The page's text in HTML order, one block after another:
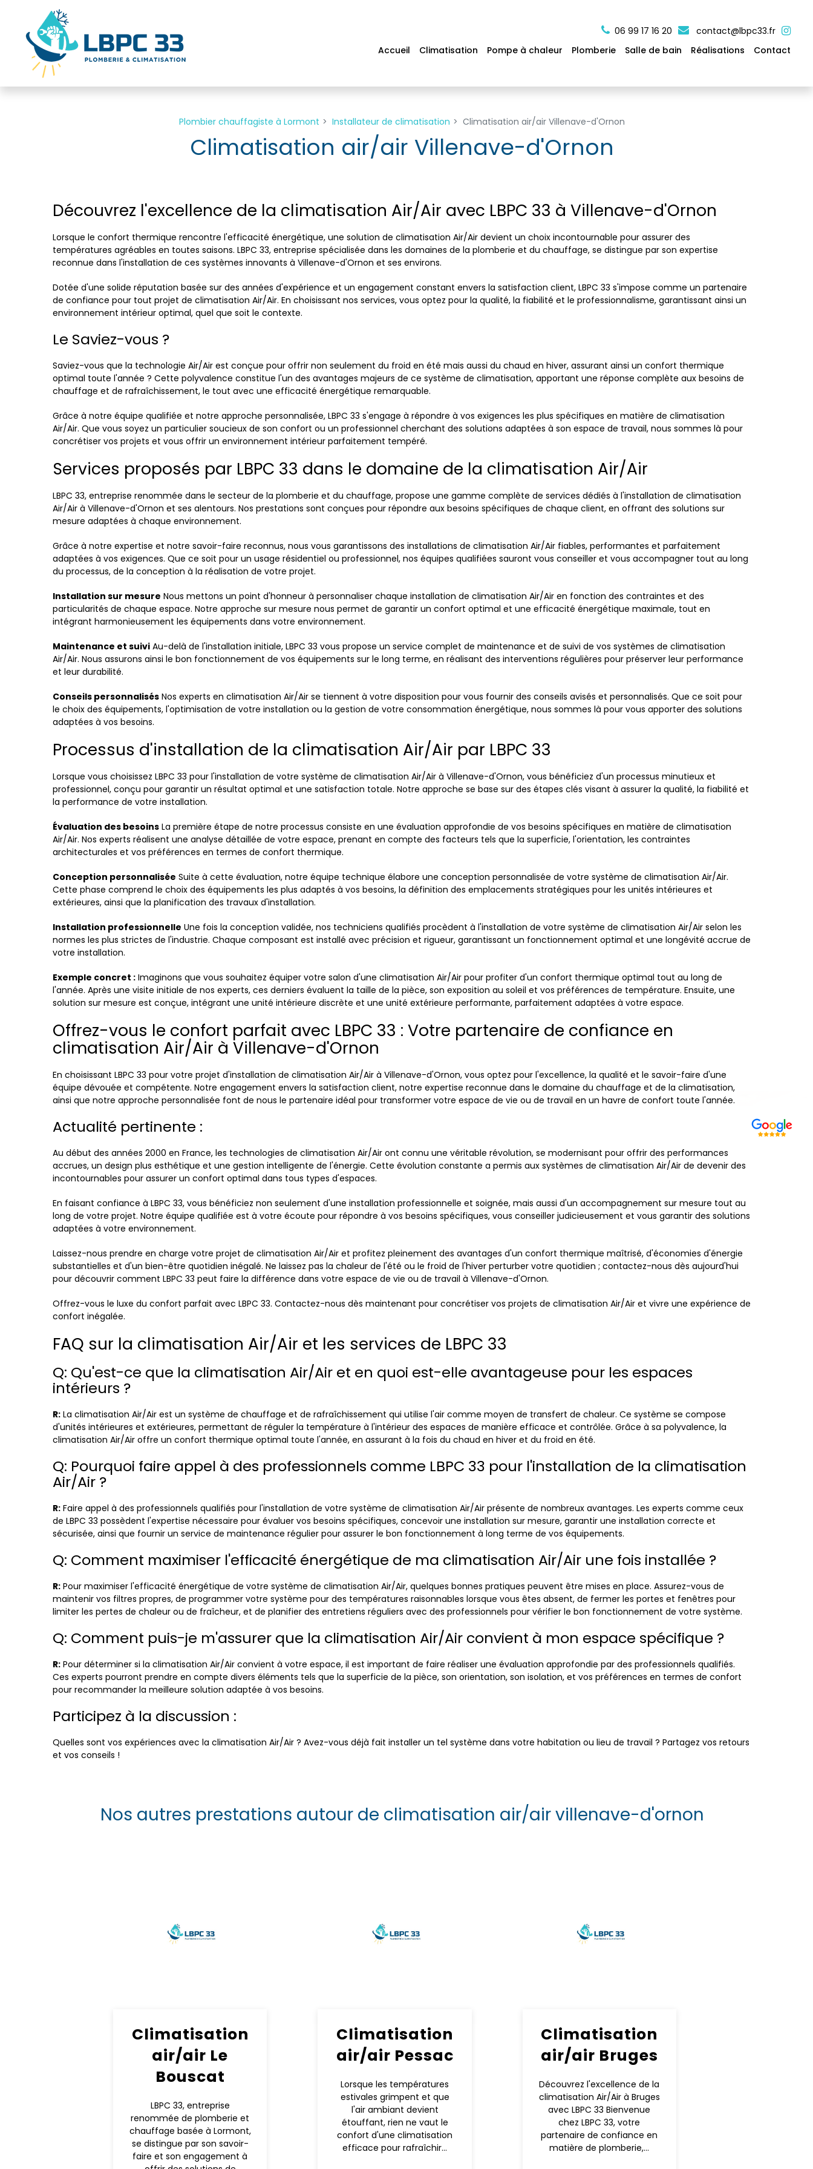
06 99 17 16 20
contact@lbpc33.fr
Accueil
Climatisation Pompe à chaleur Plomberie Salle de bain Réalisations Contact
Plombier chauffagiste à Lormont Installateur de climatisation Climatisation air/air Villenave-d'Ornon
Climatisation air/air Villenave-d'Ornon
Découvrez l'excellence de la climatisation Air/Air avec LBPC 33 à Villenave-d'Ornon
Lorsque le confort thermique rencontre l'efficacité énergétique, une solution de climatisation Air/Air devient un choix incontournable pour assurer des
températures agréables en toutes saisons. LBPC 33, entreprise spécialisée dans les domaines de la plomberie et du chauffage, se distingue par son expertise
reconnue dans l'installation de ces systèmes innovants à Villenave-d'Ornon et ses environs.
Dotée d'une solide réputation basée sur des années d'expérience et un engagement constant envers la satisfaction client, LBPC 33 s'impose comme un partenaire
de confiance pour tout projet de climatisation Air/Air. En choisissant nos services, vous optez pour la qualité, la fiabilité et le professionnalisme, garantissant ainsi un
environnement intérieur optimal, quel que soit le contexte.
Le Saviez-vous ?
Saviez-vous que la technologie Air/Air est conçue pour offrir non seulement du froid en été mais aussi du chaud en hiver, assurant ainsi un confort thermique
optimal toute l'année ? Cette polyvalence constitue l'un des avantages majeurs de ce système de climatisation, apportant une réponse complète aux besoins de
chauffage et de rafraîchissement, le tout avec une efficacité énergétique remarquable.
Grâce à notre équipe qualifiée et notre approche personnalisée, LBPC 33 s'engage à répondre à vos exigences les plus spécifiques en matière de climatisation
Air/Air. Que vous soyez un particulier soucieux de son confort ou un professionnel cherchant des solutions adaptées à son espace de travail, nous sommes là pour
concrétiser vos projets et vous offrir un environnement intérieur parfaitement tempéré.
Services proposés par LBPC 33 dans le domaine de la climatisation Air/Air
LBPC 33, entreprise renommée dans le secteur de la plomberie et du chauffage, propose une gamme complète de services dédiés à l'installation de climatisation
Air/Air à Villenave-d'Ornon et ses alentours. Nos prestations sont conçues pour répondre aux besoins spécifiques de chaque client, en offrant des solutions sur
mesure adaptées à chaque environnement.
Grâce à notre expertise et notre savoir-faire reconnus, nous vous garantissons des installations de climatisation Air/Air fiables, performantes et parfaitement
adaptées à vos exigences. Que ce soit pour un usage résidentiel ou professionnel, nos équipes qualifiées sauront vous conseiller et vous accompagner tout au long
du processus, de la conception à la réalisation de votre projet.
Installation sur mesure Nous mettons un point d'honneur à personnaliser chaque installation de climatisation Air/Air en fonction des contraintes et des
particularités de chaque espace. Notre approche sur mesure nous permet de garantir un confort optimal et une efficacité énergétique maximale, tout en
intégrant harmonieusement les équipements dans votre environnement.
Maintenance et suivi Au-delà de l'installation initiale, LBPC 33 vous propose un service complet de maintenance et de suivi de vos systèmes de climatisation
Air/Air. Nous assurons ainsi le bon fonctionnement de vos équipements sur le long terme, en réalisant des interventions régulières pour préserver leur performance
et leur durabilité.
Conseils personnalisés Nos experts en climatisation Air/Air se tiennent à votre disposition pour vous fournir des conseils avisés et personnalisés. Que ce soit pour
le choix des équipements, l'optimisation de votre installation ou la gestion de votre consommation énergétique, nous sommes là pour vous apporter des solutions
adaptées à vos besoins.
Processus d'installation de la climatisation Air/Air par LBPC 33
Lorsque vous choisissez LBPC 33 pour l'installation de votre système de climatisation Air/Air à Villenave-d'Ornon, vous bénéficiez d'un processus minutieux et
professionnel, conçu pour garantir un résultat optimal et une satisfaction totale. Notre approche se base sur des étapes clés visant à assurer la qualité, la fiabilité et
la performance de votre installation.
Évaluation des besoins La première étape de notre processus consiste en une évaluation approfondie de vos besoins spécifiques en matière de climatisation
Air/Air. Nos experts réalisent une analyse détaillée de votre espace, prenant en compte des facteurs tels que la superficie, l'orientation, les contraintes
architecturales et vos préférences en termes de confort thermique.
Conception personnalisée Suite à cette évaluation, notre équipe technique élabore une conception personnalisée de votre système de climatisation Air/Air.
Cette phase comprend le choix des équipements les plus adaptés à vos besoins, la définition des emplacements stratégiques pour les unités intérieures et
extérieures, ainsi que la planification des travaux d'installation.
Installation professionnelle Une fois la conception validée, nos techniciens qualifiés procèdent à l'installation de votre système de climatisation Air/Air selon les
normes les plus strictes de l'industrie. Chaque composant est installé avec précision et rigueur, garantissant un fonctionnement optimal et une longévité accrue de
votre installation.
Exemple concret : Imaginons que vous souhaitez équiper votre salon d'une climatisation Air/Air pour profiter d'un confort thermique optimal tout au long de
l'année. Après une visite initiale de nos experts, ces derniers évaluent la taille de la pièce, son exposition au soleil et vos préférences de température. Ensuite, une
solution sur mesure est conçue, intégrant une unité intérieure discrète et une unité extérieure performante, parfaitement adaptées à votre espace.
Offrez-vous le confort parfait avec LBPC 33 : Votre partenaire de confiance en
climatisation Air/Air à Villenave-d'Ornon
En choisissant LBPC 33 pour votre projet d'installation de climatisation Air/Air à Villenave-d'Ornon, vous optez pour l'excellence, la qualité et le savoir-faire d'une
équipe dévouée et compétente. Notre engagement envers la satisfaction client, notre expertise reconnue dans le domaine du chauffage et de la climatisation,
ainsi que notre approche personnalisée font de nous le partenaire idéal pour transformer votre espace de vie ou de travail en un havre de confort toute l'année.
Actualité pertinente :
Au début des années 2000 en France, les technologies de climatisation Air/Air ont connu une véritable révolution, se modernisant pour offrir des performances
accrues, un design plus esthétique et une gestion intelligente de l'énergie. Cette évolution constante a permis aux systèmes de climatisation Air/Air de devenir des
incontournables pour assurer un confort optimal dans tous types d'espaces.
En faisant confiance à LBPC 33, vous bénéficiez non seulement d'une installation professionnelle et soignée, mais aussi d'un accompagnement sur mesure tout au
long de votre projet. Notre équipe qualifiée est à votre écoute pour répondre à vos besoins spécifiques, vous conseiller judicieusement et vous garantir des solutions
adaptées à votre environnement.
Laissez-nous prendre en charge votre projet de climatisation Air/Air et profitez pleinement des avantages d'un confort thermique maîtrisé, d'économies d'énergie
substantielles et d'un bien-être quotidien inégalé. Ne laissez pas la chaleur de l'été ou le froid de l'hiver perturber votre quotidien ; contactez-nous dès aujourd'hui
pour découvrir comment LBPC 33 peut faire la différence dans votre espace de vie ou de travail à Villenave-d'Ornon.
Offrez-vous le luxe du confort parfait avec LBPC 33. Contactez-nous dès maintenant pour concrétiser vos projets de climatisation Air/Air et vivre une expérience de
confort inégalée.
FAQ sur la climatisation Air/Air et les services de LBPC 33
Q: Qu'est-ce que la climatisation Air/Air et en quoi est-elle avantageuse pour les espaces
intérieurs ?
R: La climatisation Air/Air est un système de chauffage et de rafraîchissement qui utilise l'air comme moyen de transfert de chaleur. Ce système se compose
d'unités intérieures et extérieures, permettant de réguler la température à l'intérieur des espaces de manière efficace et contrôlée. Grâce à sa polyvalence, la
climatisation Air/Air offre un confort thermique optimal toute l'année, en assurant à la fois du chaud en hiver et du froid en été.
Q: Pourquoi faire appel à des professionnels comme LBPC 33 pour l'installation de la climatisation
Air/Air ?
R: Faire appel à des professionnels qualifiés pour l'installation de votre système de climatisation Air/Air présente de nombreux avantages. Les experts comme ceux
de LBPC 33 possèdent l'expertise nécessaire pour évaluer vos besoins spécifiques, concevoir une installation sur mesure, garantir une installation correcte et
sécurisée, ainsi que fournir un service de maintenance régulier pour assurer le bon fonctionnement à long terme de vos équipements.
Q: Comment maximiser l'efficacité énergétique de ma climatisation Air/Air une fois installée ?
R: Pour maximiser l'efficacité énergétique de votre système de climatisation Air/Air, quelques bonnes pratiques peuvent être mises en place. Assurez-vous de
maintenir vos filtres propres, de programmer votre système pour des températures raisonnables lorsque vous êtes absent, de fermer les portes et fenêtres pour
limiter les pertes de chaleur ou de fraîcheur, et de planifier des entretiens réguliers avec des professionnels pour vérifier le bon fonctionnement de votre système.
Q: Comment puis-je m'assurer que la climatisation Air/Air convient à mon espace spécifique ?
R: Pour déterminer si la climatisation Air/Air convient à votre espace, il est important de faire réaliser une évaluation approfondie par des professionnels qualifiés.
Ces experts pourront prendre en compte divers éléments tels que la superficie de la pièce, son orientation, son isolation, et vos préférences en termes de confort
pour recommander la meilleure solution adaptée à vos besoins.
Participez à la discussion :
Quelles sont vos expériences avec la climatisation Air/Air ? Avez-vous déjà fait installer un tel système dans votre habitation ou lieu de travail ? Partagez vos retours
et vos conseils !
Nos autres prestations autour de climatisation air/air villenave-d'ornon
Climatisation
air/air Le
Bouscat
LBPC 33, entreprise
renommée de plomberie et
chauffage basée à Lormont,
se distingue par son savoir-
faire et son engagement à
Climatisation
air/air Pessac
Lorsque les températures
estivales grimpent et que
l'air ambiant devient
étouffant, rien ne vaut le
confort d'une climatisation
efficace pour rafraîchir...
Climatisation
air/air Bruges
Découvrez l'excellence de la
climatisation Air/Air à Bruges
avec LBPC 33 Bienvenue
chez LBPC 33, votre
partenaire de confiance en
matière de plomberie,...
Panneau de gestion des cookies